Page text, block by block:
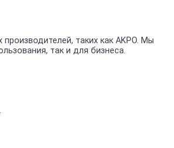
таких как AKPO. Мы
так и для бизнеса.